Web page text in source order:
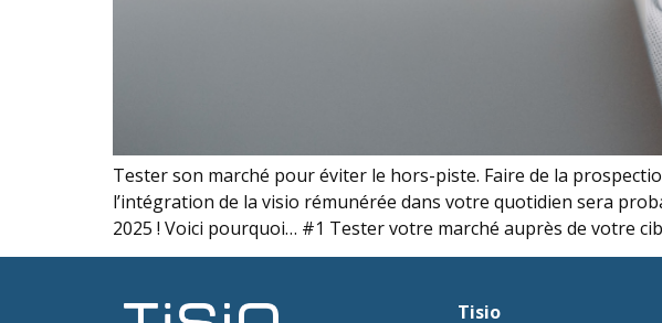
Tester son marché pour éviter le hors-piste. Faire de la
l’intégration de la visio rémunérée dans votre quotidien sera
2025 ! Voici pourquoi… #1 Tester votre marché auprès de votre
Tisio